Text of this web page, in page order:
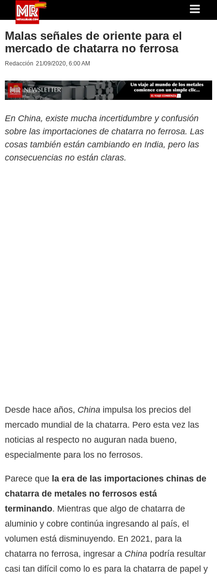
Malas señales de oriente para el
mercado de chatarra no ferrosa
Redacción 21/09/2020, 6:00 AM
En China, existe mucha incertidumbre y confusión
sobre las importaciones de chatarra no ferrosa. Las
cosas también están cambiando en India, pero las
consecuencias no están claras.
Desde hace años, China impulsa los precios del
mercado mundial de la chatarra. Pero esta vez las
noticias al respecto no auguran nada bueno,
especialmente para los no ferrosos.
Parece que la era de las importaciones chinas de
chatarra de metales no ferrosos está
terminando. Mientras que algo de chatarra de
aluminio y cobre continúa ingresando al país, el
volumen está disminuyendo. En 2021, para la
chatarra no ferrosa, ingresar a China podría resultar
casi tan difícil como lo es para la chatarra de papel y